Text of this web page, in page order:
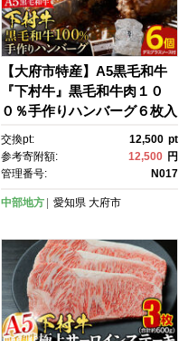
【大府市特産】A5黒毛和牛
『下村牛』黒毛和牛肉１０
０％手作りハンバーグ６枚入
交換pt: 12,500 pt
参考寄附額:
12,500 円
管理番号:
N017
中部地方 愛知県 大府市